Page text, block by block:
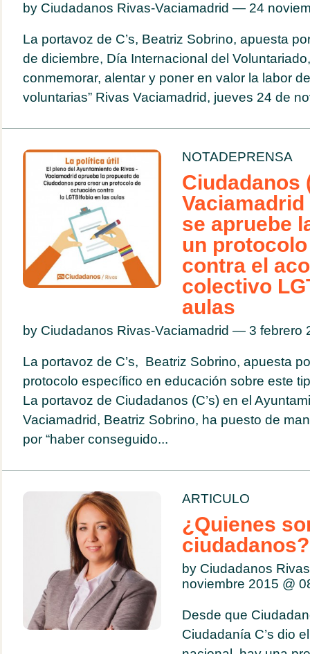
by Ciudadanos Rivas-Vaciamadrid — 24
La portavoz de C’s, Beatriz Sobrino, apuesta
de diciembre, Día Internacional del
conmemorar, alentar y poner en valor la labor
voluntarias” Rivas Vaciamadrid, jueves 24 de
NOTADEPRENSA
Ciudadanos
se apruebe
un
contra el
colectivo
aulas
by Ciudadanos Rivas-Vaciamadrid — 3 febrero
La portavoz de C’s, Beatriz Sobrino, apuesta
protocolo específico en educación sobre este
La portavoz de Ciudadanos (C’s) en el
Vaciamadrid, Beatriz Sobrino, ha puesto de
por “haber conseguido...
ARTICULO
¿Quienes
ciudadanos?
by Ciudadanos
noviembre 2015 @
Desde que
Ciudadanía C’s dio